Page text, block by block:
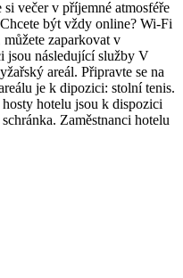
večer v příjemné atmosféře
být vždy online? Wi-Fi
zaparkovat v
jsou následující služby V
areál. Připravte se na
je k dipozici: stolní tenis.
hotelu jsou k dispozici
Zaměstnanci hotelu